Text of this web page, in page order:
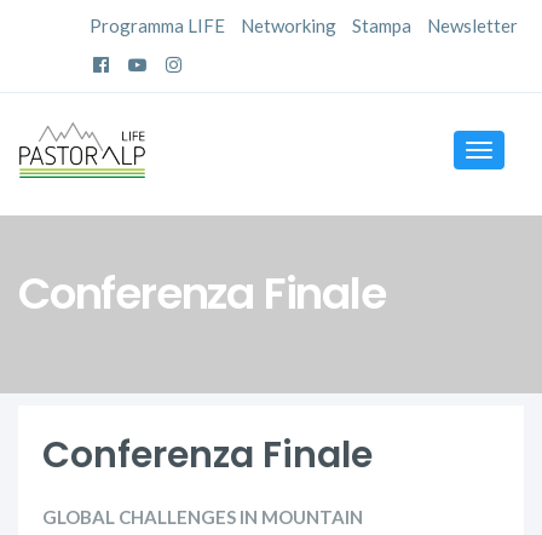
Programma LIFE Networking Stampa Newsletter
Toggle
Conferenza Finale
Conferenza Finale
GLOBAL CHALLENGES IN MOUNTAIN